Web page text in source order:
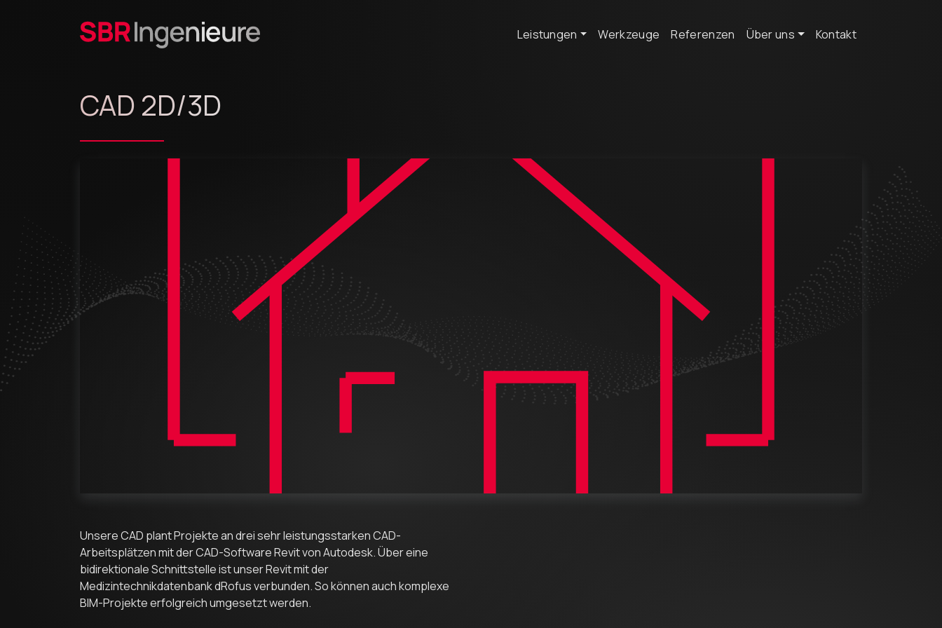
Leistungen Werkzeuge Referenzen Über uns Kontakt
CAD 2D/3D
Unsere CAD plant Projekte an drei sehr leistungsstarken CAD-
Arbeitsplätzen mit der CAD-Software Revit von Autodesk. Über eine
bidirektionale Schnittstelle ist unser Revit mit der
Medizintechnikdatenbank dRofus verbunden. So können auch komplexe
BIM-Projekte erfolgreich umgesetzt werden.